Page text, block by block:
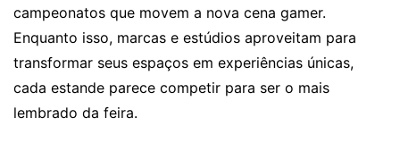
campeonatos que movem a nova cena gamer.
Enquanto isso, marcas e estúdios aproveitam para
transformar seus espaços em experiências únicas,
cada estande parece competir para ser o mais
lembrado da feira.